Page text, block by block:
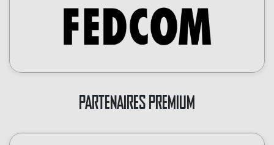
PARTENAIRES PREMIUM